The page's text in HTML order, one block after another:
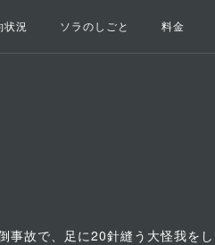
状況 ソラのしごと 料金
故で、足に20針縫う大怪我をし